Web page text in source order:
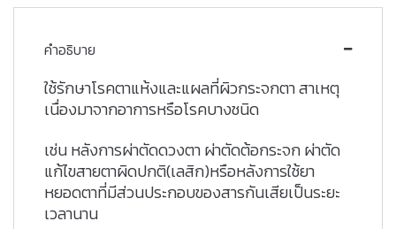
คำอธิบาย
ใช้รักษาโรคตาแห้งและแผลที่ผิวกระจกตา สาเหตุ
เนื่องมาจากอาการหรือโรคบางชนิด
เช่น หลังการผ่าตัดดวงตา ผ่าตัดต้อกระจก ผ่าตัด
แก้ไขสายตาผิดปกติ(เลสิก)หรือหลังการใช้ยา
หยอดตาที่มีส่วนประกอบของสารกันเสียเป็นระยะ
เวลานาน